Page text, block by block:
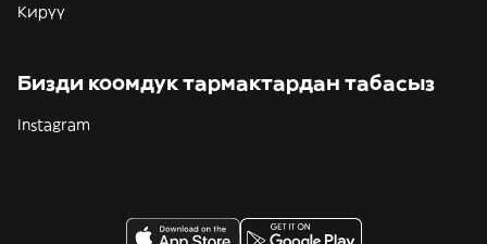
Кирүү
Бизди коомдук тармактардан табасыз
Instagram